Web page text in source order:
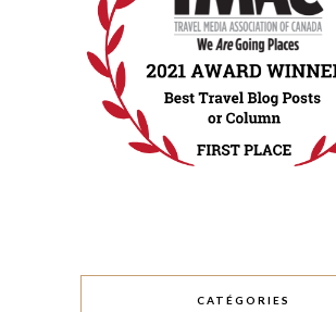
CATÉGORIES